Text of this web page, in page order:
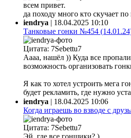
всем привет.
да походу много кто скучает
iendrya | 18.04.2025 10:10
Танковые гонки №454
Цитата: 7Sebettu7
Аааа, нашёл )) Куда все
возможность организовать
Я как то хотел устроить мега
будет рекламить, где нужно
iendrya | 18.04.2025 10:06
Когда играешь во взводе с
Цитата: 7Sebettu7
Эй, где все гонщики? )